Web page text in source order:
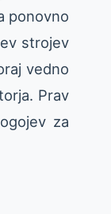
ponovno
strojev
vedno
Prav
za